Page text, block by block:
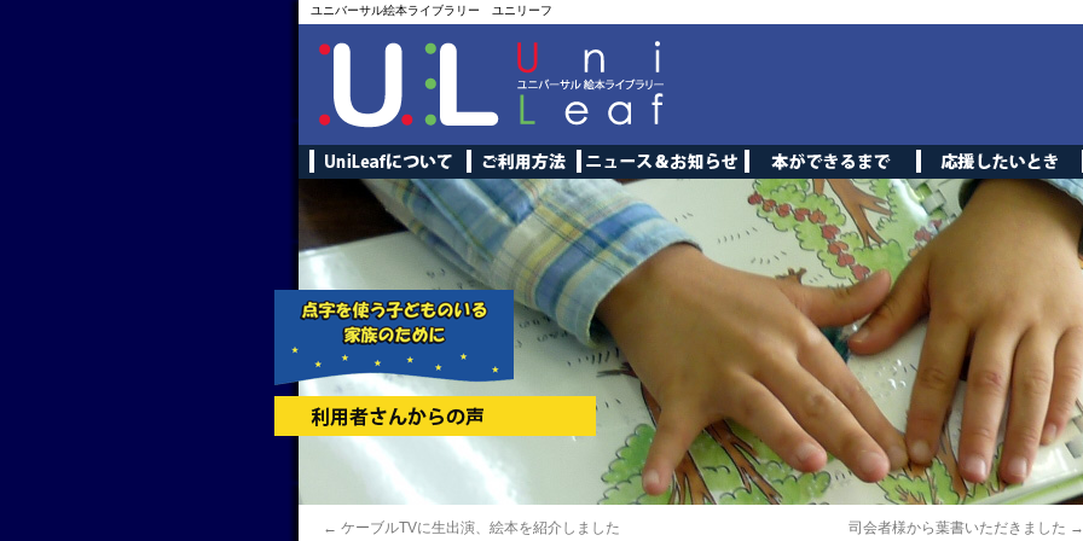
ユニバーサル絵本ライブラリー ユニリーフ
← ケーブルTVに生出演、絵本を紹介しました 司会者様から葉書いただきました →